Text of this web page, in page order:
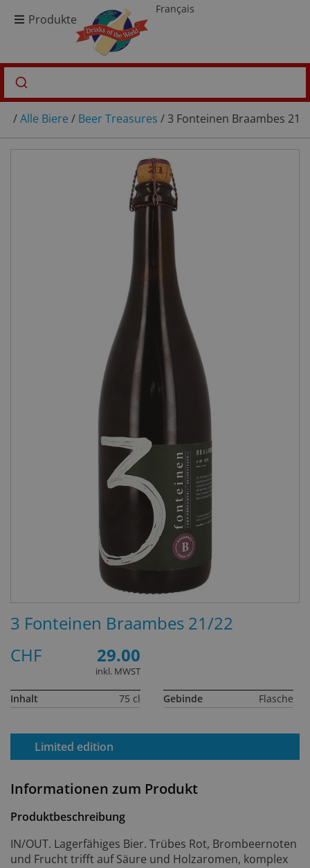
Produkte
Français
/Alle Biere / Beer Treasures / 3 Fonteinen Braambes 21/
Informationen zum Produkt
Produktbeschreibung
IN/OUT. Lagerfähiges Bier. Trübes Rot, Brombeernoten
und Frucht trifft auf Säure und Holzaromen, komplex
3 Fonteinen Braambes 21/22
CHF
29.00
inkl. MWST
Inhalt 75 cl Gebinde Flasche
Limited edition